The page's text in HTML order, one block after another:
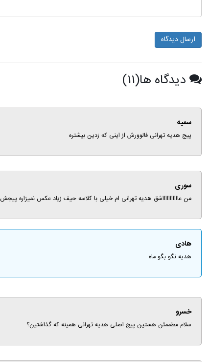
ارسال دیدگاه
دیدگاه ها(۱۱)
سمیه
پیج هدیه تهرانی فالوورش از اینی که زدین بیشتره
سوری
من عاااااااااااشق هدیه تهرانی ام خیلی با کلاسه حیف زیاد عکس نمیزاره پیجش
هادی
هدیه نگو بگو ماه
خسرو
سلام مطممئن هستین پیج اصلی هدیه تهرانی همینه که گذاشتین؟